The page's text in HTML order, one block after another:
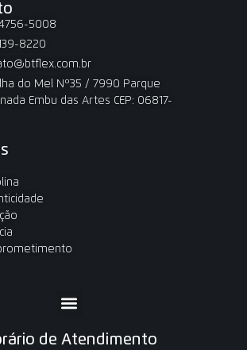
5008
8220
do Mel Nº35 / 7990 Parque
Embu das Artes CEP: 06817-
de Atendimento